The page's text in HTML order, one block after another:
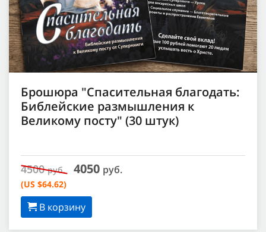
Брошюра "Спасительная благодать:
Библейские размышления к
Великому посту" (30 штук)
4500руб. 4050 руб.
(US $64.62)
В корзину